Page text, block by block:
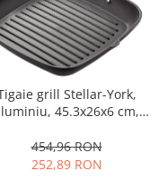
grill Stellar-York,
45.3x26x6 cm,
454,96 RON
252,89 RON